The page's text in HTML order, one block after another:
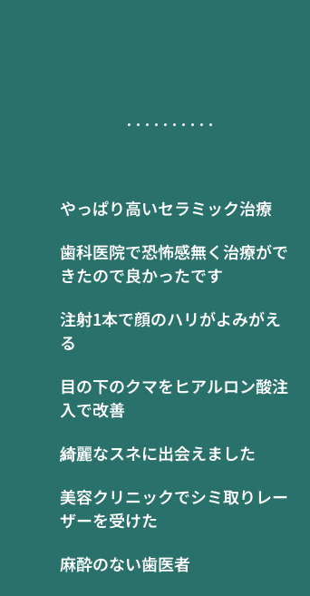
やっぱり高いセラミック治療
歯科医院で恐怖感無く治療がで
きたので良かったです
注射1本で顔のハリがよみがえ
る
目の下のクマをヒアルロン酸注
入で改善
綺麗なスネに出会えました
美容クリニックでシミ取りレー
ザーを受けた
麻酔のない歯医者